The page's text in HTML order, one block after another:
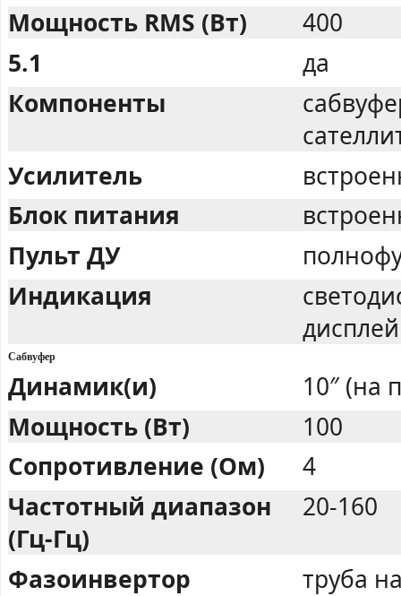
Мощность RMS (Вт)
400
5.1
да
Компоненты
Усилитель
Блок питания
Пульт ДУ
Индикация
дисплей
Сабвуфер
Динамик(и)
10″ (на
Мощность (Вт)
100
Сопротивление (Ом)
4
Частотный диапазон
(Гц-Гц)
20-160
Фазоинвертор
труба